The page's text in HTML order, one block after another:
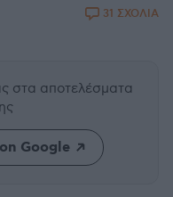
31 ΣΧΟΛΙΑ
στα αποτελέσματα
Google